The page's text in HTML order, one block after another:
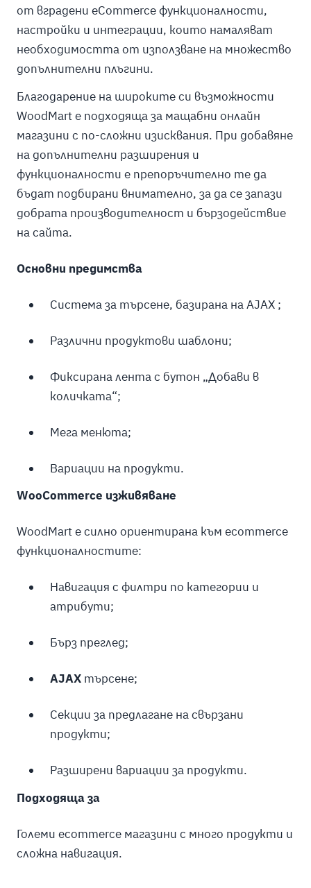
от вградени eCommerce функционалности,
настройки и интеграции, които намаляват
необходимостта от използване на множество
допълнителни плъгини.
Благодарение на широките си възможности
WoodMart е подходяща за мащабни онлайн
магазини с по-сложни изисквания. При добавяне
на допълнителни разширения и
функционалности е препоръчително те да
бъдат подбирани внимателно, за да се запази
добрата производителност и бързодействие
на сайта.
Основни предимства
Система за търсене, базирана на AJAX ;
Различни продуктови шаблони;
Фиксирана лента с бутон „Добави в
количката“;
Мега менюта;
Вариации на продукти.
WooCommerce изживяване
WoodMart е силно ориентирана към ecommerce
функционалностите:
Навигация с филтри по категории и
атрибути;
Бърз преглед;
AJAXтърсене;
Секции за предлагане на свързани
продукти;
Разширени вариации за продукти.
Подходяща за
Големи ecommerce магазини с много продукти и
сложна навигация.